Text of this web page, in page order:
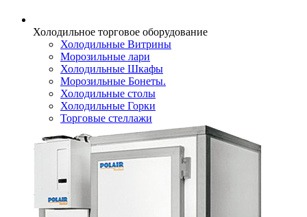
Холодильное торговое оборудование
Холодильные Витрины
Морозильные лари
Холодильные Шкафы
Морозильные Бонеты.
Холодильные столы
Холодильные Горки
Торговые стеллажи